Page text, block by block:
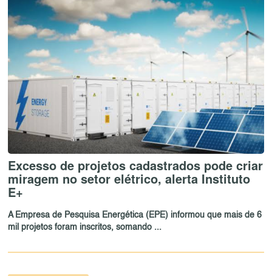
Excesso de projetos cadastrados pode criar
miragem no setor elétrico, alerta Instituto
E+
A Empresa de Pesquisa Energética (EPE) informou que mais de 6
mil projetos foram inscritos, somando ...